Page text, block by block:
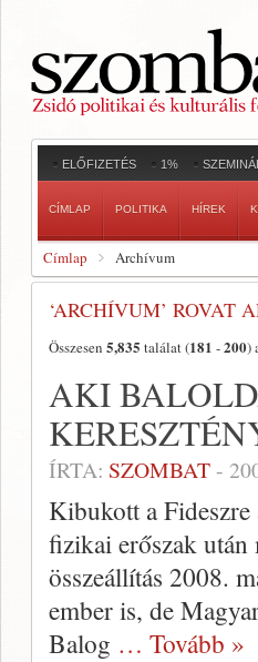
ELŐFIZETÉS 1%
CÍMLAP POLITIKA HÍREK
Címlap Archívum
‘ARCHÍVUM’ ROVAT
Összesen 5,835 találat (181 -200)
AKI
ÍRTA: SZOMBAT-
Kibukott a
fizikai erőszak
összeállítás 2008.
ember is, de
Balog … Tovább »